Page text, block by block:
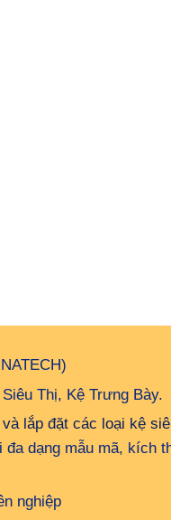
Thị, Kệ Trưng Bày.
lắp đặt các loại kệ
dạng mẫu mã, kích
nghiệp